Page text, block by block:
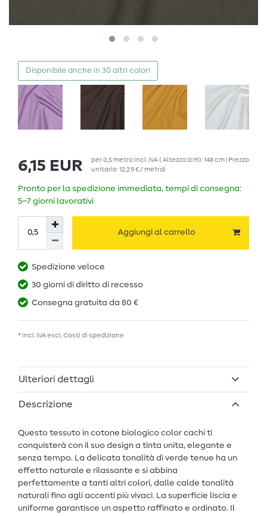
Disponibile anche in 30 altri colori
6,15 EUR per0,5 metroincl. IVA( Altezza (cm): 148 cm | Prezzo
unitario 12,29 € / metro)
Pronto per la spedizione immediata, tempi di consegna:
5–7 giorni lavorativi
Aggiungi al carrello
Spedizione veloce
30 giorni di diritto di recesso
Consegna gratuita da 80 €
* incl. IVA escl. Costi di spedizione
Ulteriori dettagli
Descrizione
Questo tessuto in cotone biologico color cachi ti
conquisterà con il suo design a tinta unita, elegante e
senza tempo. La delicata tonalità di verde tenue ha un
effetto naturale e rilassante e si abbina
perfettamente a tanti altri colori, dalle calde tonalità
naturali fino agli accenti più vivaci. La superficie liscia e
uniforme garantisce un aspetto raffinato e ordinato. Il